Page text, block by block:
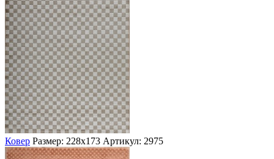
Ковер Размер: 228х173 Артикул: 2975